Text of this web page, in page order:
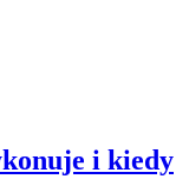
i kiedy